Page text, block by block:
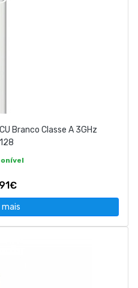
Branco Classe A 3GHz
mais